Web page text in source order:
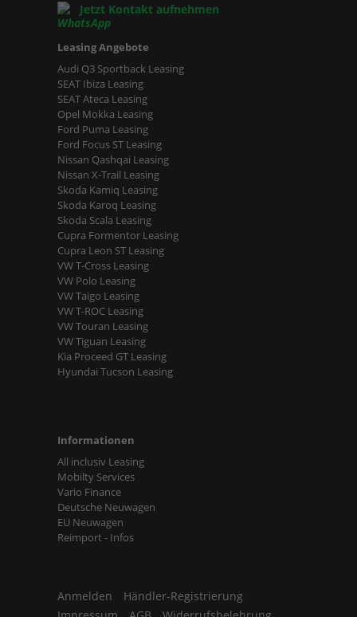
Jetzt Kontakt aufnehmen
Leasing Angebote
Audi Q3 Sportback Leasing
SEAT Ibiza Leasing
SEAT Ateca Leasing
Opel Mokka Leasing
Ford Puma Leasing
Ford Focus ST Leasing
Nissan Qashqai Leasing
Nissan X-Trail Leasing
Skoda Kamiq Leasing
Skoda Karoq Leasing
Skoda Scala Leasing
Cupra Formentor Leasing
Cupra Leon ST Leasing
VW T-Cross Leasing
VW Polo Leasing
VW Taigo Leasing
VW T-ROC Leasing
VW Touran Leasing
VW Tiguan Leasing
Kia Proceed GT Leasing
Hyundai Tucson Leasing
Informationen
All inclusiv Leasing
Mobilty Services
Vario Finance
Deutsche Neuwagen
EU Neuwagen
Reimport - Infos
Anmelden
Händler-Registrierung